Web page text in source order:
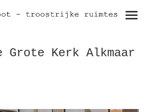
Grote Kerk Alkmaar